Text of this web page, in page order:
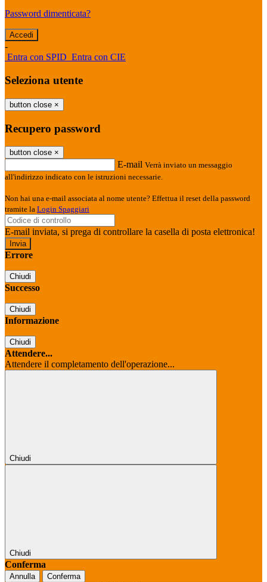
Password dimenticata?
-
Entra con SPID Entra con CIE
Seleziona utente
button close ×
Recupero password
button close ×
E-mail Verrà inviato un messaggio
all'indirizzo indicato con le istruzioni necessarie.
Non hai una e-mail associata al nome utente? Effettua il reset della password
tramite la Login Spaggiari
E-mail inviata, si prega di controllare la casella di posta elettronica!
Errore
Chiudi
Successo
Chiudi
Informazione
Chiudi
Attendere...
Attendere il completamento dell'operazione...
Chiudi
Chiudi
Conferma
Annulla Conferma